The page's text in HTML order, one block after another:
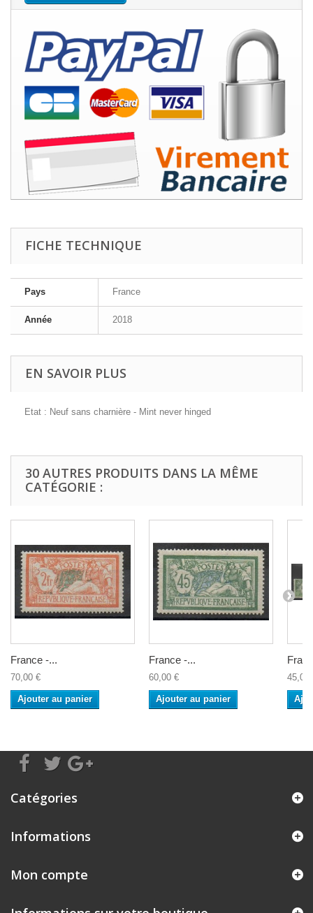
FICHE TECHNIQUE
Pays France
Année 2018
EN SAVOIR PLUS
Etat : Neuf sans charnière - Mint never hinged
30 AUTRES PRODUITS DANS LA MÊME
CATÉGORIE :
France -...
70,00 €
Ajouter au panier
France -...
60,00 €
Ajouter au panier
45,00
Catégories
Informations
Mon compte